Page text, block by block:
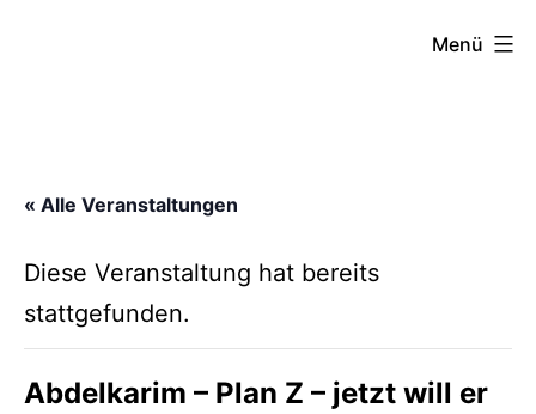
Menü
« Alle Veranstaltungen
Diese Veranstaltung hat bereits
stattgefunden.
Abdelkarim – Plan Z – jetzt will er